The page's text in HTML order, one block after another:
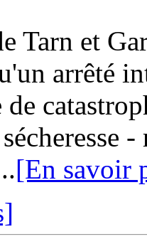
Tarn et
arrêté
de
[En savoir